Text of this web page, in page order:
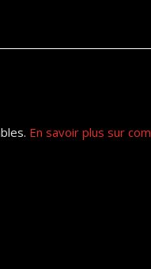
En savoir plus sur